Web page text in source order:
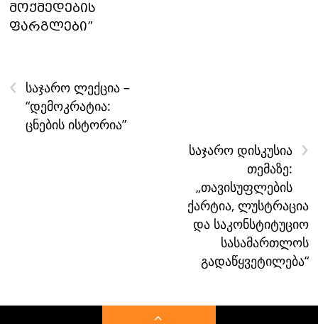
მოქმედების
ფარგლები”
‹
საჯარო ლექცია –
“დემოკრატია:
ცნების ისტორია”
›
საჯარო დისკუსია
თემაზე:
„თავისუფლების
ქარტია, ლუსტრაცია
და საკონსტიტუციო
სასამართლოს
გადაწყვეტილება“